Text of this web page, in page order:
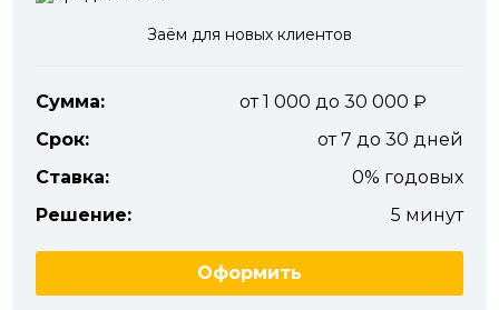
Заём для новых клиентов
Сумма:
от 1 000 до 30 000
Срок:
от 7 до 30 дней
Ставка:
0% годовых
Решение:
5 минут
Оформить